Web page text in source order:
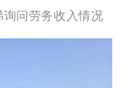
问劳务收入情况